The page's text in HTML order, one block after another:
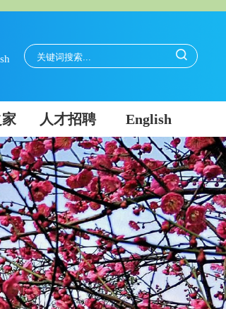
人才招聘 English